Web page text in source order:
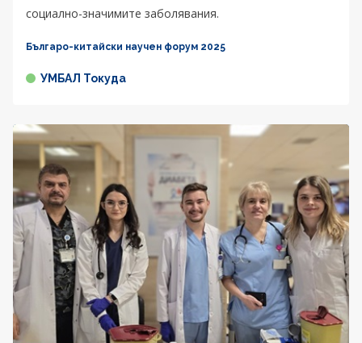
социално-значимите заболявания.
Българо-китайски научен форум 2025
УМБАЛ Токуда